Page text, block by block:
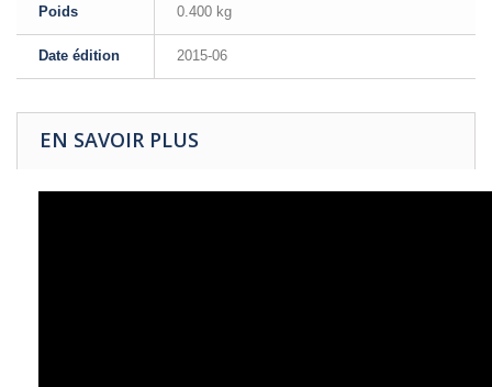
Poids 0.400 kg
Date édition 2015-06
EN SAVOIR PLUS